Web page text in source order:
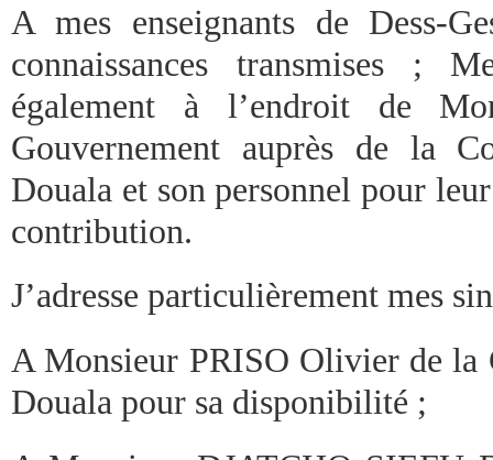
A mes enseignants de Dess-
connaissances transmises ;
également à l’endroit de
Gouvernement auprès de la
Douala et son personnel pour
contribution.
J’adresse particulièrement mes
A Monsieur PRISO Olivier de la
Douala pour sa disponibilité ;